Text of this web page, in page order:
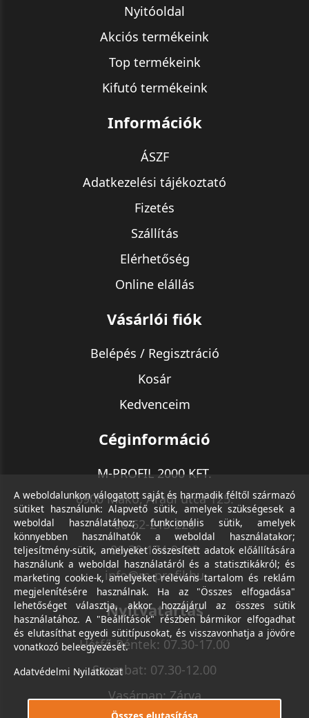
Nyitóoldal
Akciós termékeink
Top termékeink
Kifutó termékeink
Információk
ÁSZF
Adatkezelési tájékoztató
Fizetés
Szállítás
Elérhetőség
Online elállás
Vásárlói fiók
Belépés / Regisztráció
Kosár
Kedvenceim
Céginformáció
M-PROFIL 2000 KFT.
6900 Makó, Aradi utca 125.
06-62-213-220
06-30-174-9490
info@m-profil.hu
Nyitvatartás
Hétfő-Péntek: 07.30-17.00
Szombat: 07.30-12.00
Vasárnap: Zárva
A weboldalunkon válogatott saját és harmadik féltől származó
sütiket használunk: Alapvető sütik, amelyek szükségesek a
weboldal használatához; funkcionális sütik, amelyek
könnyebben használhatók a weboldal használatakor;
teljesítmény-sütik, amelyeket összesített adatok előállítására
használunk a weboldal használatáról és a statisztikákról; és
marketing cookie-k, amelyeket releváns tartalom és reklám
megjelenítésére használnak. Ha az "Összes elfogadása"
lehetőséget választja, akkor hozzájárul az összes sütik
használatához. A "Beállítások" részben bármikor elfogadhat
és elutasíthat egyedi sütitípusokat, és visszavonhatja a jövőre
vonatkozó beleegyezését.
Adatvédelmi Nyilatkozat